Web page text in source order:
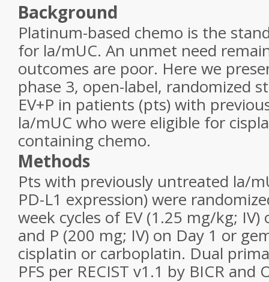
Background
Platinum-based chemo is the
for la/mUC. An unmet need
outcomes are poor. Here we
phase 3, open-label, randomized
EV+P in patients (pts) with
la/mUC who were eligible for
containing chemo.
Methods
Pts with previously untreated la/
PD-L1 expression) were
week cycles of EV (1.25 mg/kg; IV)
and P (200 mg; IV) on Day 1 or
cisplatin or carboplatin. Dual
PFS per RECIST v1.1 by BICR and